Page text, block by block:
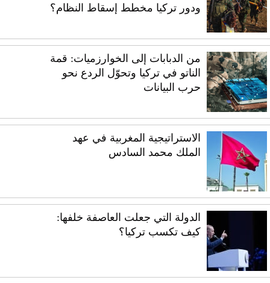
ودور تركيا مخطط إسقاط النظام؟
من الدبابات إلى الخوارزميات: قمة
الناتو في تركيا وتحوّل الردع نحو
حرب البيانات
الاستراتيجية المغربية في عهد
الملك محمد السادس
الدولة التي جعلت العاصفة خلفها:
كيف تكسب تركيا؟